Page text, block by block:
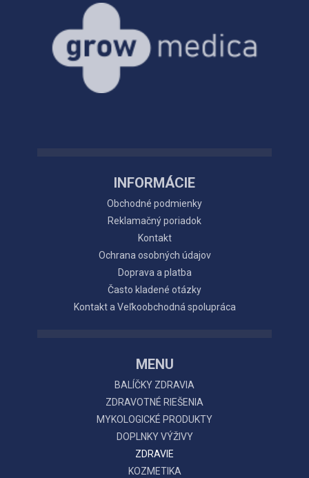
INFORMÁCIE
Obchodné podmienky
Reklamačný poriadok
Kontakt
Ochrana osobných údajov
Doprava a platba
Často kladené otázky
Kontakt a Veľkoobchodná spolupráca
MENU
BALÍČKY ZDRAVIA
ZDRAVOTNÉ RIEŠENIA
MYKOLOGICKÉ PRODUKTY
DOPLNKY VÝŽIVY
ZDRAVIE
KOZMETIKA